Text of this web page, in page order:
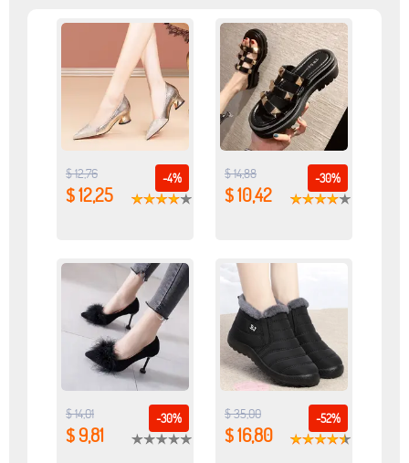
-4%
$ 12,76
$ 12,25
-30%
$ 14,88
$ 10,42
-30%
$ 14,01
$ 9,81
-52%
$ 35,00
$ 16,80